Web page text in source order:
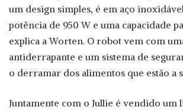
um design simples, é em aço
potência de 950 W e uma capacidade
explica a Worten. O robot vem com
antiderrapante e um sistema de
o derramar dos alimentos que estão a
Juntamente com o Jullie é vendido um